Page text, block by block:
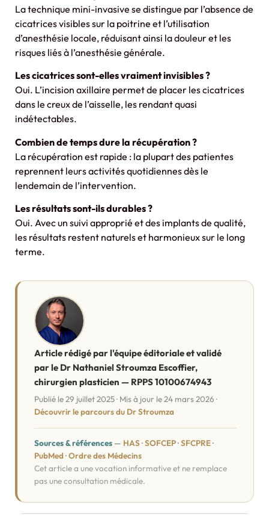
La technique mini-invasive se distingue par l’absence de
cicatrices visibles sur la poitrine et l’utilisation
d’anesthésie locale, réduisant ainsi la douleur et les
risques liés à l’anesthésie générale.
Les cicatrices sont-elles vraiment invisibles ?
Oui. L’incision axillaire permet de placer les cicatrices
dans le creux de l’aisselle, les rendant quasi
indétectables.
Combien de temps dure la récupération ?
La récupération est rapide : la plupart des patientes
reprennent leurs activités quotidiennes dès le
lendemain de l’intervention.
Les résultats sont-ils durables ?
Oui. Avec un suivi approprié et des implants de qualité,
les résultats restent naturels et harmonieux sur le long
terme.
Article rédigé par l'équipe éditoriale et validé
par le Dr Nathaniel Stroumza Escoffier,
chirurgien plasticien — RPPS 10100674943
Publié le 29 juillet 2025 · Mis à jour le 24 mars 2026 ·
Découvrir le parcours du Dr Stroumza
Sources & références — HAS ·SOFCEP·SFCPRE·
PubMed·Ordre des Médecins
Cet article a une vocation informative et ne remplace
pas une consultation médicale.